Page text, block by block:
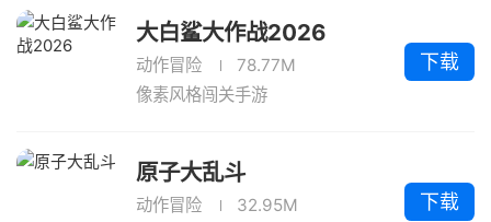
大白鲨大作战2026
动作冒险
78.77M
像素风格闯关手游
下载
原子大乱斗
动作冒险
32.95M
下载